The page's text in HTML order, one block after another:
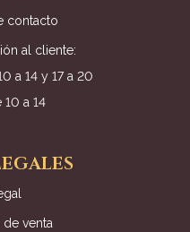
contacto
al cliente:
a 14 y 17 a 20
10 a 14
venta